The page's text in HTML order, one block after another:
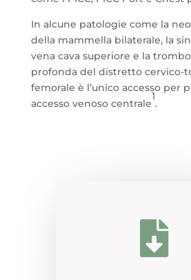
In alcune patologie come la
della mammella bilaterale, la
vena cava superiore e la
profonda del distretto cervico-
femorale è l’unico accesso per
accesso venoso centrale
1
.
